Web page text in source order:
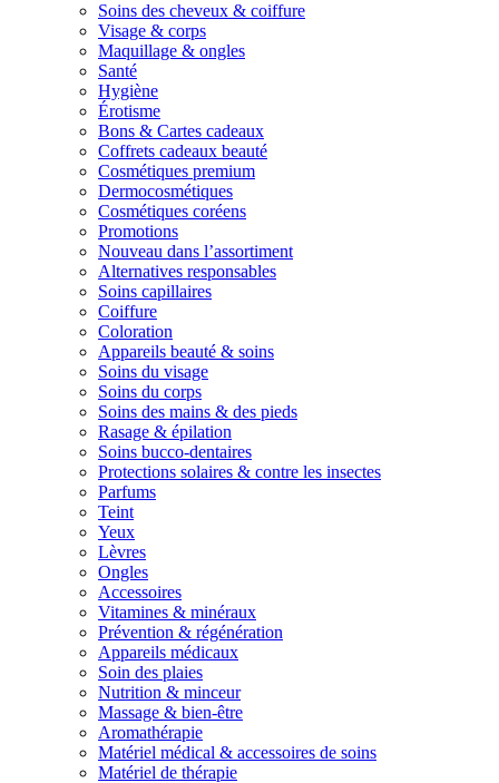
Soins des cheveux & coiffure
Visage & corps
Maquillage & ongles
Santé
Hygiène
Érotisme
Bons & Cartes cadeaux
Coffrets cadeaux beauté
Cosmétiques premium
Dermocosmétiques
Cosmétiques coréens
Promotions
Nouveau dans l’assortiment
Alternatives responsables
Soins capillaires
Coiffure
Coloration
Appareils beauté & soins
Soins du visage
Soins du corps
Soins des mains & des pieds
Rasage & épilation
Soins bucco-dentaires
Protections solaires & contre les insectes
Parfums
Teint
Yeux
Lèvres
Ongles
Accessoires
Vitamines & minéraux
Prévention & régénération
Appareils médicaux
Soin des plaies
Nutrition & minceur
Massage & bien-être
Aromathérapie
Matériel médical & accessoires de soins
Matériel de thérapie